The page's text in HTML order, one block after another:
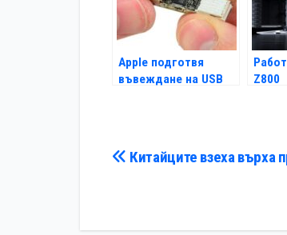
Apple подготвя
въвеждане на USB
Z800
Навигация
Китайците взеха върха